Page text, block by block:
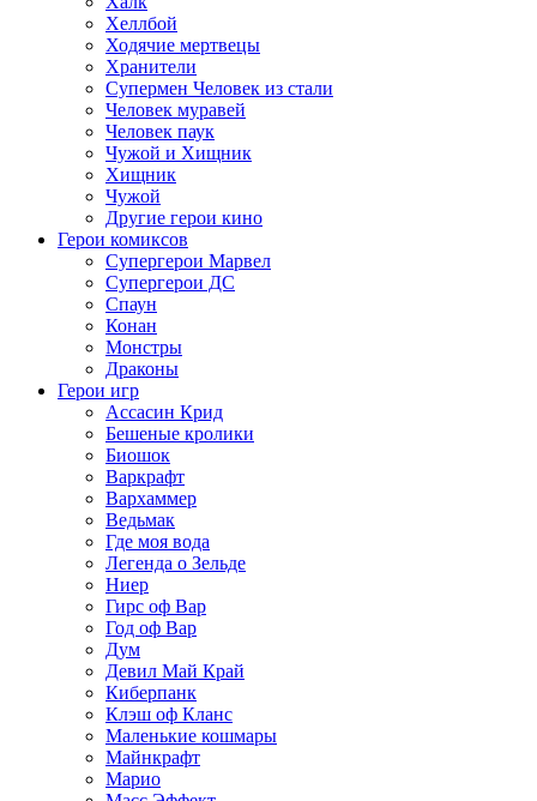
Хеллбой
Ходячие мертвецы
Хранители
Супермен Человек из стали
Человек муравей
Человек паук
Чужой и Хищник
Хищник
Чужой
Другие герои кино
Герои комиксов
Супергерои Марвел
Супергерои ДС
Спаун
Конан
Монстры
Драконы
Герои игр
Ассасин Крид
Бешеные кролики
Биошок
Варкрафт
Вархаммер
Ведьмак
Где моя вода
Легенда о Зельде
Ниер
Гирс оф Вар
Год оф Вар
Дум
Девил Май Край
Киберпанк
Клэш оф Кланс
Маленькие кошмары
Майнкрафт
Марио